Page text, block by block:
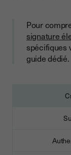
Pour
signature
spécifiques
guide dédié.